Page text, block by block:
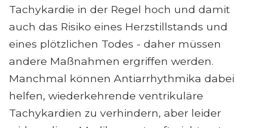
Tachykardie in der Regel hoch und damit
auch das Risiko eines Herzstillstands und
eines plötzlichen Todes - daher müssen
andere Maßnahmen ergriffen werden.
Manchmal können Antiarrhythmika dabei
helfen, wiederkehrende ventrikuläre
Tachykardien zu verhindern, aber leider